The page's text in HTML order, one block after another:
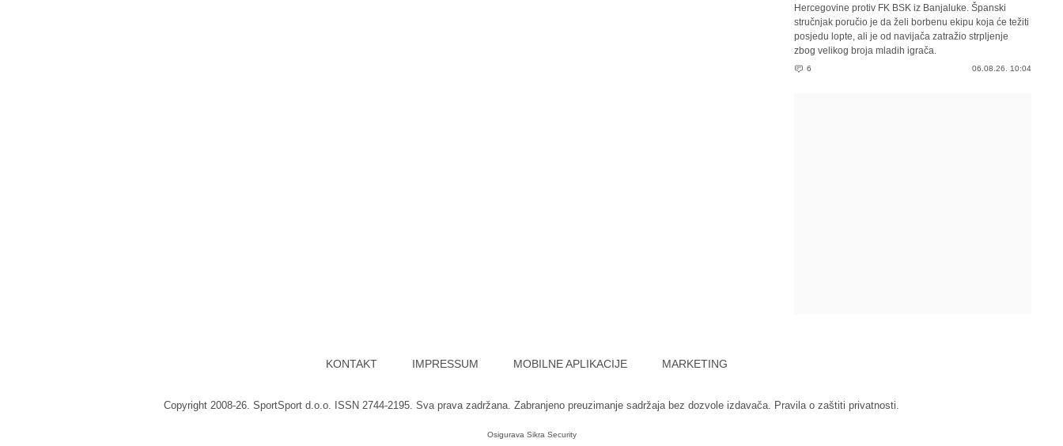
Hercegovine protiv FK BSK iz Banjaluke. Španski
stručnjak poručio je da želi borbenu ekipu koja će težiti
posjedu lopte, ali je od navijača zatražio strpljenje
zbog velikog broja mladih igrača.
6 06.08.26. 10:04
KONTAKT IMPRESSUM MOBILNE APLIKACIJE MARKETING
Copyright 2008-26. SportSport d.o.o. ISSN 2744-2195. Sva prava zadržana. Zabranjeno preuzimanje sadržaja bez dozvole izdavača. Pravila o zaštiti privatnosti.
Osigurava Sikra Security